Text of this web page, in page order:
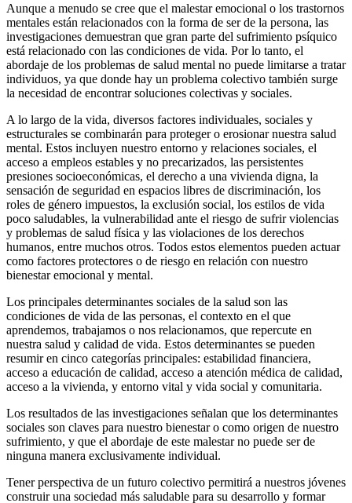
Aunque a menudo se cree que el malestar emocional o los trastornos
mentales están relacionados con la forma de ser de la persona, las
investigaciones demuestran que gran parte del sufrimiento psíquico
está relacionado con las condiciones de vida. Por lo tanto, el
abordaje de los problemas de salud mental no puede limitarse a tratar
individuos, ya que donde hay un problema colectivo también surge
la necesidad de encontrar soluciones colectivas y sociales.
A lo largo de la vida, diversos factores individuales, sociales y
estructurales se combinarán para proteger o erosionar nuestra salud
mental. Estos incluyen nuestro entorno y relaciones sociales, el
acceso a empleos estables y no precarizados, las persistentes
presiones socioeconómicas, el derecho a una vivienda digna, la
sensación de seguridad en espacios libres de discriminación, los
roles de género impuestos, la exclusión social, los estilos de vida
poco saludables, la vulnerabilidad ante el riesgo de sufrir violencias
y problemas de salud física y las violaciones de los derechos
humanos, entre muchos otros. Todos estos elementos pueden actuar
como factores protectores o de riesgo en relación con nuestro
bienestar emocional y mental.
Los principales determinantes sociales de la salud son las
condiciones de vida de las personas, el contexto en el que
aprendemos, trabajamos o nos relacionamos, que repercute en
nuestra salud y calidad de vida. Estos determinantes se pueden
resumir en cinco categorías principales: estabilidad financiera,
acceso a educación de calidad, acceso a atención médica de calidad,
acceso a la vivienda, y entorno vital y vida social y comunitaria.
Los resultados de las investigaciones señalan que los determinantes
sociales son claves para nuestro bienestar o como origen de nuestro
sufrimiento, y que el abordaje de este malestar no puede ser de
ninguna manera exclusivamente individual.
Tener perspectiva de un futuro colectivo permitirá a nuestros jóvenes
construir una sociedad más saludable para su desarrollo y formar